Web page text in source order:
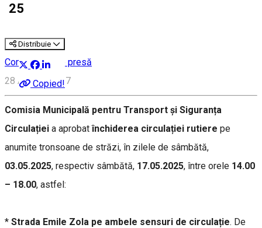
25
Distribuie
Copied!
Comunicate de presă
28 Aprilie, 11:17
Comisia Municipală pentru Transport și Siguranța
Circulației a aprobatînchiderea circulației rutiere pe
anumite tronsoane de străzi, în zilele de sâmbătă,
03.05.2025, respectiv sâmbătă, 17.05.2025, între orele 14.00
– 18.00, astfel:
* Strada Emile Zola pe ambele sensuri de circulație. De